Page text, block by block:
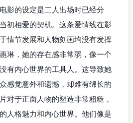
影的设定是二人出场时已经分
初相爱的契机。这条爱情线在影
情节发展和人物刻画均没有发挥
琳，她的存在感非常弱，像一个
有内心世界的工具人。这导致她
感觉意外和遗憾，却难有绵长的
对于正面人物的塑造非常粗糙，
人格魅力和内心世界。他们像是